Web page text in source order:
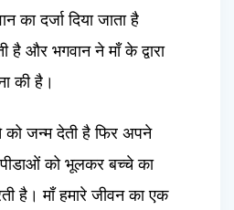
का दर्जा दिया जाता है
है और भगवान ने माँ के द्वारा
की है।
को जन्म देती है फिर अपने
पीडाओं को भूलकर बच्चे का
है। माँ हमारे जीवन का एक